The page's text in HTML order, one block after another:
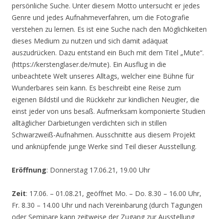
persönliche Suche. Unter diesem Motto untersucht er jedes
Genre und jedes Aufnahmeverfahren, um die Fotografie
verstehen zu lernen. Es ist eine Suche nach den Möglichkeiten
dieses Medium zu nutzen und sich damit adäquat
auszudrücken. Dazu entstand ein Buch mit dem Titel „Mute“.
(https://kerstenglaser.de/mute). Ein Ausflug in die
unbeachtete Welt unseres Alltags, welcher eine Bühne für
Wunderbares sein kann. Es beschreibt eine Reise zum
eigenen Bildstil und die Rückkehr zur kindlichen Neugier, die
einst jeder von uns besaß. Aufmerksam komponierte Studien
alltäglicher Darbietungen verdichten sich in stillen
Schwarzweiß-Aufnahmen. Ausschnitte aus diesem Projekt
und anknüpfende junge Werke sind Teil dieser Ausstellung.
Eröffnung: Donnerstag 17.06.21, 19.00 Uhr
Zeit: 17.06. – 01.08.21, geöffnet Mo. – Do. 8.30 – 16.00 Uhr,
Fr. 8.30 – 14.00 Uhr und nach Vereinbarung (durch Tagungen
oder Seminare kann zeitweise der Zugang zur Ausstellung